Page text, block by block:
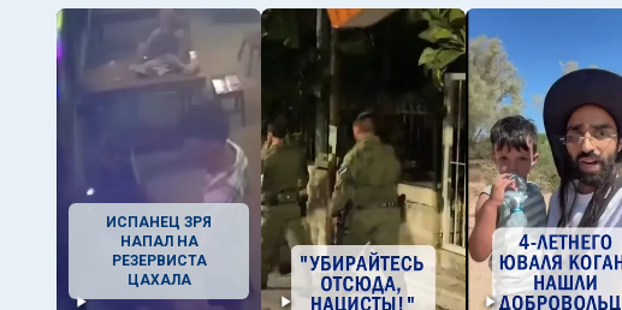
ИСПАНЕЦ ЗРЯ
НАПАЛ НА
РЕЗЕРВИСТА
ЦАХАЛА